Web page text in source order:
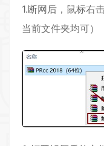
1.断网后，鼠标右
当前文件夹均可）